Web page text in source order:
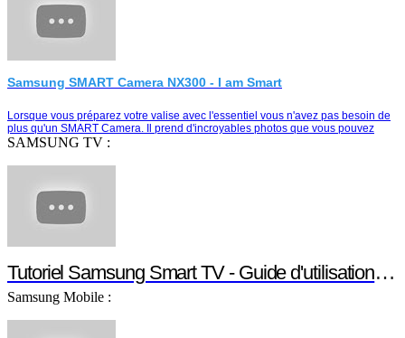
Samsung SMART Camera NX300 - I am Smart
Lorsque vous préparez votre valise avec l'essentiel vous n'avez pas besoin de
plus qu'un SMART Camera. Il prend d'incroyables photos que vous pouvez
partager instantanément e…
SAMSUNG TV :
Tutoriel Samsung Smart TV - Guide d'utilisation Smart TV
Samsung Mobile :